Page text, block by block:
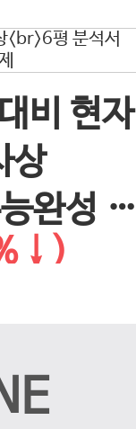
비 현자
상
완성 연